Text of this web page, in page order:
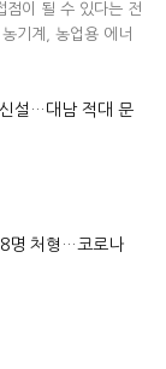
점이 될 수 있다는 전
기계, 농업용 에너
설…대남 적대 문
명 처형…코로나